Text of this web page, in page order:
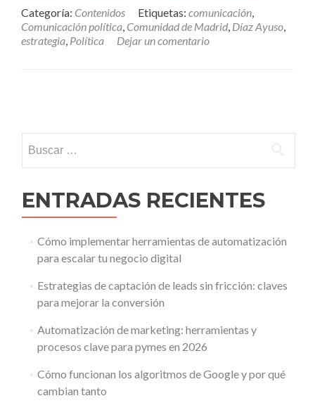
Categoría: Contenidos Etiquetas: comunicación,
Comunicación política, Comunidad de Madrid, Díaz Ayuso,
estrategia, Política Dejar un comentario
ENTRADAS RECIENTES
Cómo implementar herramientas de automatización
para escalar tu negocio digital
Estrategias de captación de leads sin fricción: claves
para mejorar la conversión
Automatización de marketing: herramientas y
procesos clave para pymes en 2026
Cómo funcionan los algoritmos de Google y por qué
cambian tanto